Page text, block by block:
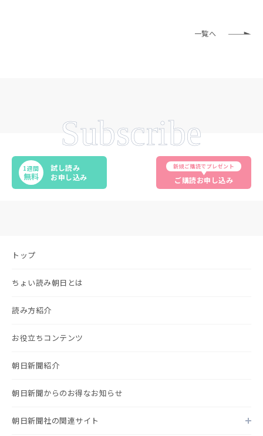
一覧へ
Subscribe
1週間
無料
試し読み
お申し込み
新規ご購読でプレゼント
ご購読お申し込み
トップ
ちょい読み朝日とは
読み方紹介
お役立ちコンテンツ
朝日新聞紹介
朝日新聞からのお得なお知らせ
朝日新聞社の関連サイト